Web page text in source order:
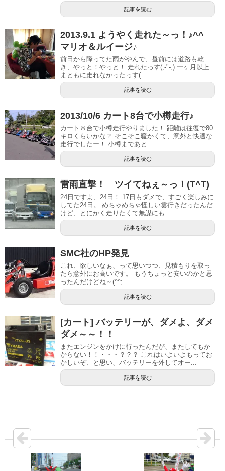
記事を読む
2013.9.1 ようやく走れた～っ！♪^^
マリオ＆ルイージ♪
前日から降ってた雨がやんで、昼前には道路も乾
き、やっと！やっと！ 走れたっす(;-"-;) 一ヶ月以上
まともに走れなかったっす(...
記事を読む
2013/10/6 カート8台で小樽走行♪
カート８台で小樽走行やりました！ 距離は往復で80
キロくらいかな？ そこそこ暖かくて、意外と快適な
走行でしたー！ 小樽まであと...
記事を読む
雷雨直撃！ ツイてねぇ～っ！(T^T)
24日ですよ、24日！ 17日もダメで、すごく楽しみに
してた24日。 めちゃめちゃ怪しい雲行きだったんだ
けど、とにかく走りたくて無謀にも...
記事を読む
SMC社のHP発見
これ、欲しいなぁ、って思いつつ、見積もりを取っ
たら意外にお高いです。 もうちょっと安いのかと思
ったんだけどね～(^^; ...
記事を読む
[カート] バッテリーが、ダメよ、ダメ
ダメ～～！！
またエンジンをかけに行ったんだが、またしてもか
からない！！・・・？？？ これはいよいよもってお
かしいぞ、と思い、バッテリーを外してオー...
記事を読む